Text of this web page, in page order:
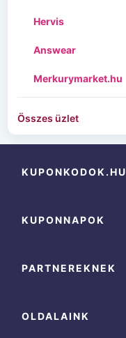
Hervis
Answear
Merkurymarket.hu
Összes üzlet
KUPONKODOK.HU
KUPONNAPOK
PARTNEREKNEK
OLDALAINK